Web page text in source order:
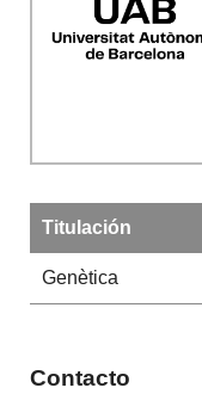
Titulación
Genètica
Contacto